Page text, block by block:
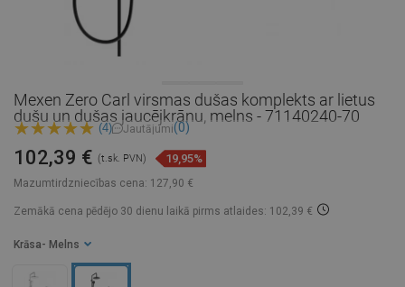
Mexen Zero Carl virsmas dušas komplekts ar lietus
dušu un dušas jaucējkrānu, melns - 71140240-70
(4) Jautājumi(0)
Mazumtirdzniecības cena: 127,90 €
102,39 € (t.sk. PVN) 19,95%
Zemākā cena pēdējo 30 dienu laikā pirms atlaides: 102,39 €
Krāsa - Melns